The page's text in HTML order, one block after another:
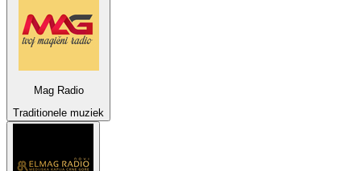
Mag Radio
Traditionele muziek